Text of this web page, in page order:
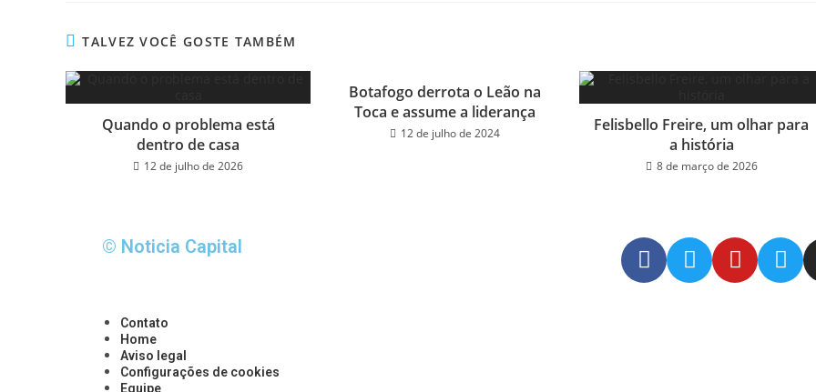
ok er
TALVEZ VOCÊ GOSTE TAMBÉM
Quando o problema está
dentro de casa
12 de julho de 2026
Botafogo derrota o Leão na
Toca e assume a liderança
12 de julho de 2024
Felisbello Freire, um olhar para
a história
8 de março de 2026
© Noticia Capital
Contato
Home
Aviso legal
Configurações de cookies
Equipe